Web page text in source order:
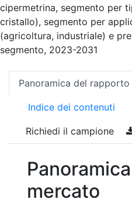
cipermetrina, segmento per
cristallo), segmento per
(agricoltura, industriale) e
segmento, 2023-2031
Panoramica del rapporto
Indice dei contenuti
Richiedi il campione
mercato